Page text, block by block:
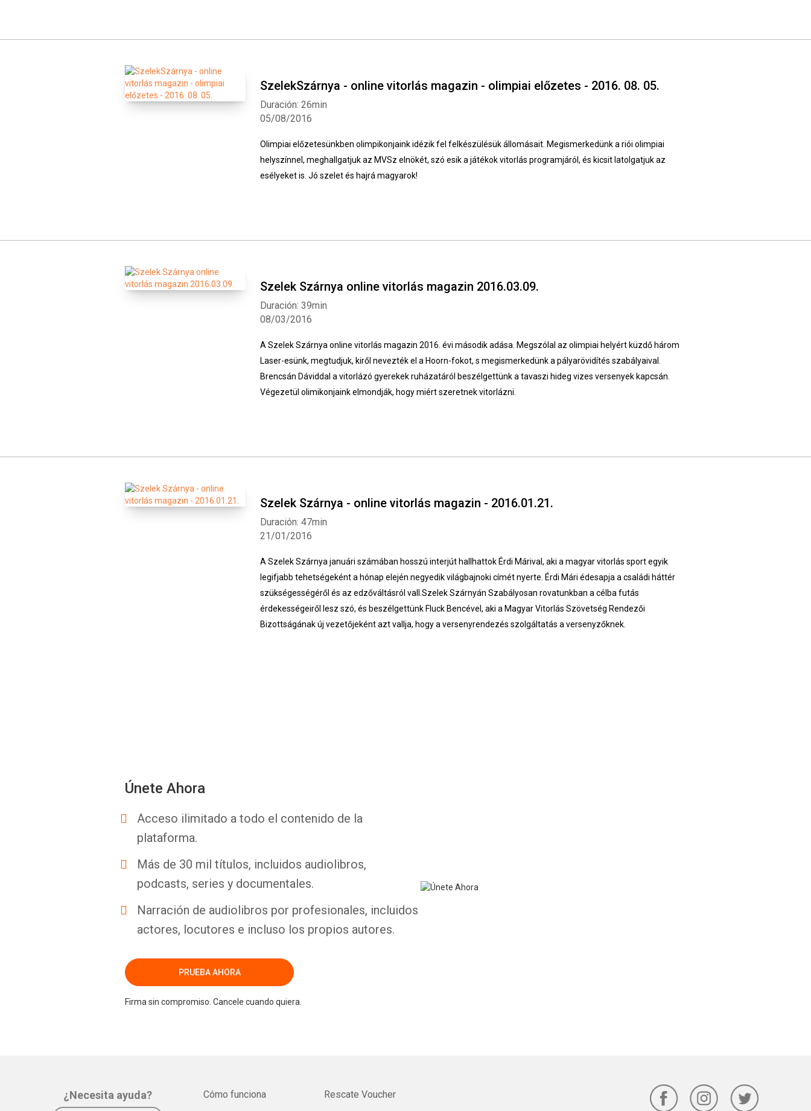
SzelekSzárnya - online vitorlás magazin - olimpiai előzetes - 2016. 08. 05.
05/08/2016
Duración: 26min
Olimpiai előzetesünkben olimpikonjaink idézik fel felkészülésük állomásait. Megismerkedünk a riói olimpiai
helyszínnel, meghallgatjuk az MVSz elnökét, szó esik a játékok vitorlás programjáról, és kicsit latolgatjuk az
esélyeket is. Jó szelet és hajrá magyarok!
Szelek Szárnya online vitorlás magazin 2016.03.09.
08/03/2016
Duración: 39min
A Szelek Szárnya online vitorlás magazin 2016. évi második adása. Megszólal az olimpiai helyért küzdő három
Laser-esünk, megtudjuk, kiről nevezték el a Hoorn-fokot, s megismerkedünk a pályarövidítés szabályaival.
Brencsán Dáviddal a vitorlázó gyerekek ruházatáról beszélgettünk a tavaszi hideg vizes versenyek kapcsán.
Végezetül olimikonjaink elmondják, hogy miért szeretnek vitorlázni.
Szelek Szárnya - online vitorlás magazin - 2016.01.21.
21/01/2016
Duración: 47min
A Szelek Szárnya januári számában hosszú interjút hallhattok Érdi Márival, aki a magyar vitorlás sport egyik
legifjabb tehetségeként a hónap elején negyedik világbajnoki címét nyerte. Érdi Mári édesapja a családi háttér
szükségességéről és az edzőváltásról vall.Szelek Szárnyán Szabályosan rovatunkban a célba futás
érdekességeiről lesz szó, és beszélgettünk Fluck Bencével, aki a Magyar Vitorlás Szövetség Rendezői
Bizottságának új vezetőjeként azt vallja, hogy a versenyrendezés szolgáltatás a versenyzőknek.
Únete Ahora
Acceso ilimitado a todo el contenido de la
plataforma.
Más de 30 mil títulos, incluidos audiolibros,
podcasts, series y documentales.
Narración de audiolibros por profesionales, incluidos
actores, locutores e incluso los propios autores.
PRUEBA AHORA
Firma sin compromiso. Cancele cuando quiera.
¿Necesita ayuda?
Cómo funciona
Rescate Voucher